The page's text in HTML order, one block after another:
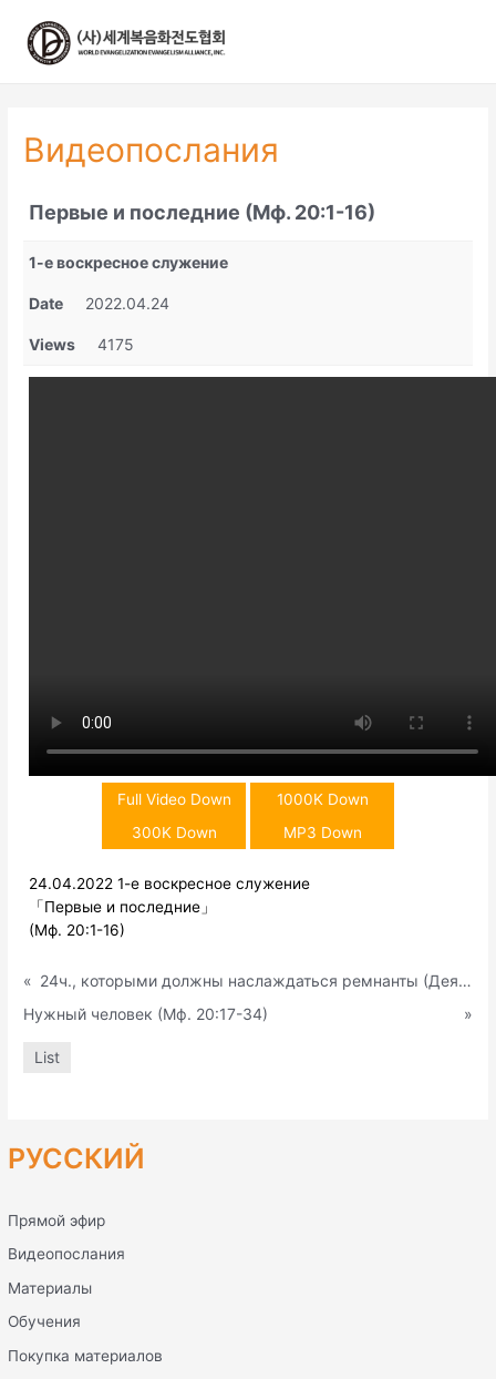
РУССКИЙ
Прямой эфир
Видеопослания
Материалы
Обучения
Покупка материалов
Видеопослания
Первые и последние (Мф. 20:1-16)
1-е воскресное служение
Date 2022.04.24
Views 4175
Full Video Down
1000K Down
300K Down
MP3 Down
24.04.2022 1-е воскресное служение
「Первые и последние」
(Мф. 20:1-16)
«
24ч., которыми должны наслаждаться ремнанты (Деян. 2:17-18)
Нужный человек (Мф. 20:17-34)
»
List